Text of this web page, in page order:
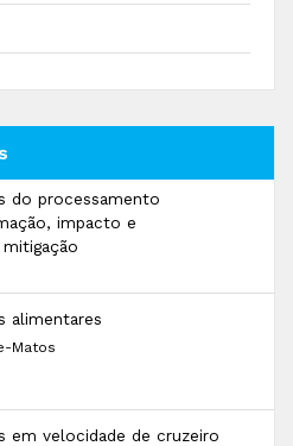
do processamento
impacto e
alimentares
Matos
em velocidade de cruzeiro